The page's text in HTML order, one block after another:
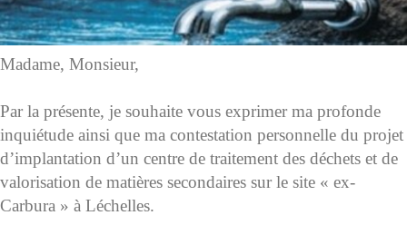
Madame, Monsieur,
Par la présente, je souhaite vous exprimer ma profonde
inquiétude ainsi que ma contestation personnelle du projet
d’implantation d’un centre de traitement des déchets et de
valorisation de matières secondaires sur le site « ex-
Carbura » à Léchelles.